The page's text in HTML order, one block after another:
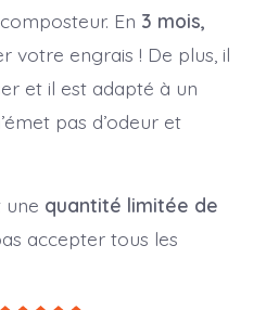
En 3 mois,
votre engrais ! De plus, il
et il est adapté à un
pas d’odeur et
une quantité limitée de
accepter tous les